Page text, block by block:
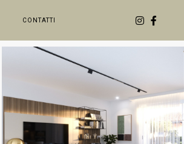
CONTATTI